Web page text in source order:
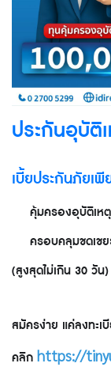
ประกันอุบัติ
เบี้ยประกันภัยเ
คุ้มครองอุบัติเห
ครอบคลุมชดเช
(สูงสุดไม่เกิน 30 วัน)
สมัครง่าย แค่ลงทะเ
คลิก https://